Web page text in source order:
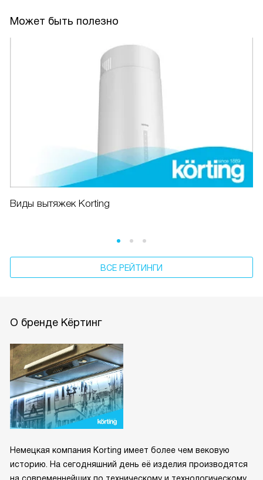
Может быть полезно
Виды вытяжек Korting
ВСЕ РЕЙТИНГИ
О бренде Кёртинг
Немецкая компания Korting имеет более чем вековую
историю. На сегодняшний день её изделия производятся